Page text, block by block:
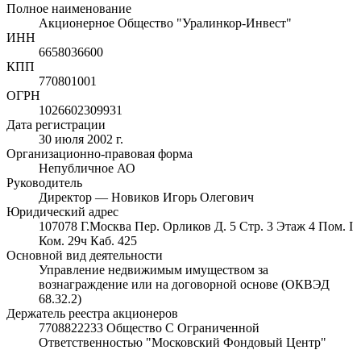
Полное наименование
Акционерное Общество "Уралинкор-Инвест"
ИНН
6658036600
КПП
770801001
ОГРН
1026602309931
Дата регистрации
30 июля 2002 г.
Организационно-правовая форма
Непубличное АО
Руководитель
Директор — Новиков Игорь Олегович
Юридический адрес
107078 Г.Москва Пер. Орликов Д. 5 Стр. 3 Этаж 4 Пом. I
Ком. 29ч Каб. 425
Основной вид деятельности
Управление недвижимым имуществом за
вознаграждение или на договорной основе (ОКВЭД
68.32.2)
Держатель реестра акционеров
7708822233 Общество С Ограниченной
Ответственностью "Московский Фондовый Центр"